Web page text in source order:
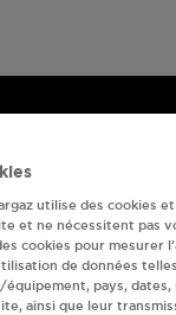
utilise des cookies
et ne nécessitent pas
cookies pour mesurer
de données
pays,
ainsi que leur